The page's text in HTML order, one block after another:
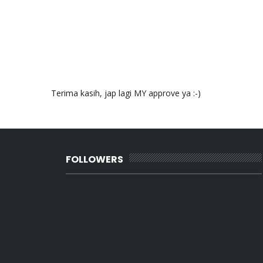
Terima kasih, jap lagi MY approve ya :-)
FOLLOWERS